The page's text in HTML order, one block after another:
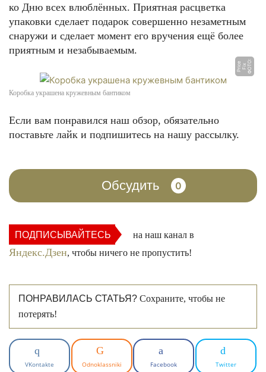
ко Дню всех влюблённых. Приятная расцветка
упаковки сделает подарок совершенно незаметным
снаружи и сделает момент его вручения ещё более
приятным и незабываемым.
Ф
О
Т О:
Fi
x P
ri
c
e
Коробка украшена кружевным бантиком
Если вам понравился наш обзор, обязательно
поставьте лайк и подпишитесь на нашу рассылку.
Обсудить 0
ПОДПИСЫВАЙТЕСЬ на наш канал в
Яндекс.Дзен, чтобы ничего не пропустить!
ПОНРАВИЛАСЬ СТАТЬЯ? Сохраните, чтобы не
потерять!
VKontakte Odnoklassniki Facebook Twitter